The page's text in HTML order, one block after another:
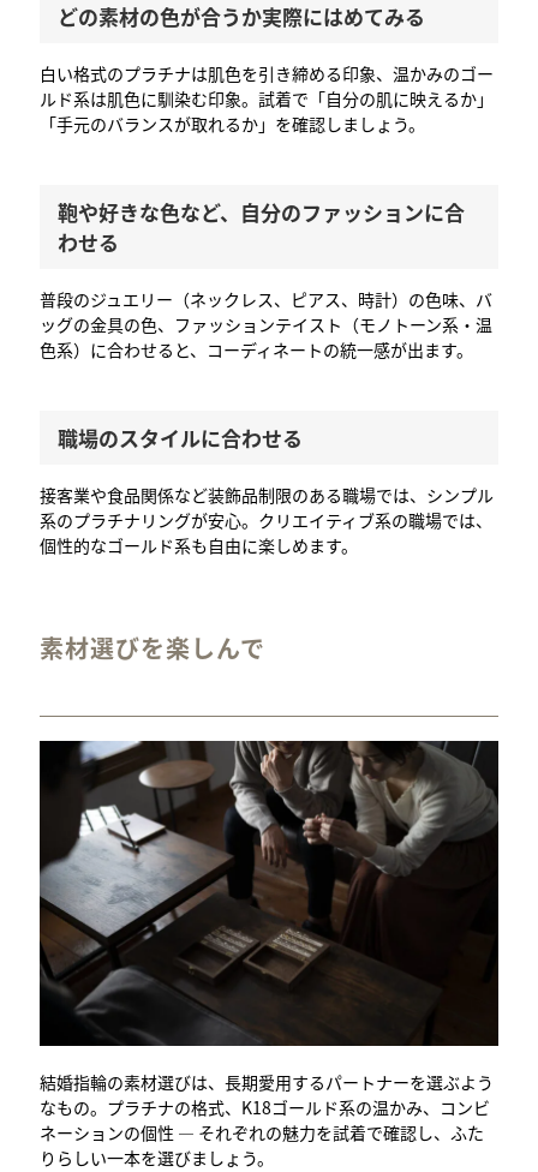
どの素材の色が合うか実際にはめてみる
白い格式のプラチナは肌色を引き締める印象、温かみのゴー
ルド系は肌色に馴染む印象。試着で「自分の肌に映えるか」
「手元のバランスが取れるか」を確認しましょう。
鞄や好きな色など、自分のファッションに合
わせる
普段のジュエリー（ネックレス、ピアス、時計）の色味、バ
ッグの金具の色、ファッションテイスト（モノトーン系・温
色系）に合わせると、コーディネートの統一感が出ます。
職場のスタイルに合わせる
接客業や食品関係など装飾品制限のある職場では、シンプル
系のプラチナリングが安心。クリエイティブ系の職場では、
個性的なゴールド系も自由に楽しめます。
素材選びを楽しんで
結婚指輪の素材選びは、長期愛用するパートナーを選ぶよう
なもの。プラチナの格式、K18ゴールド系の温かみ、コンビ
ネーションの個性 — それぞれの魅力を試着で確認し、ふた
りらしい一本を選びましょう。